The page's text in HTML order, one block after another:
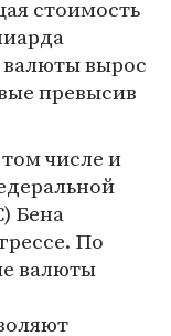
стоимость
вырос
превысив
числе и
Бена
По
валюты